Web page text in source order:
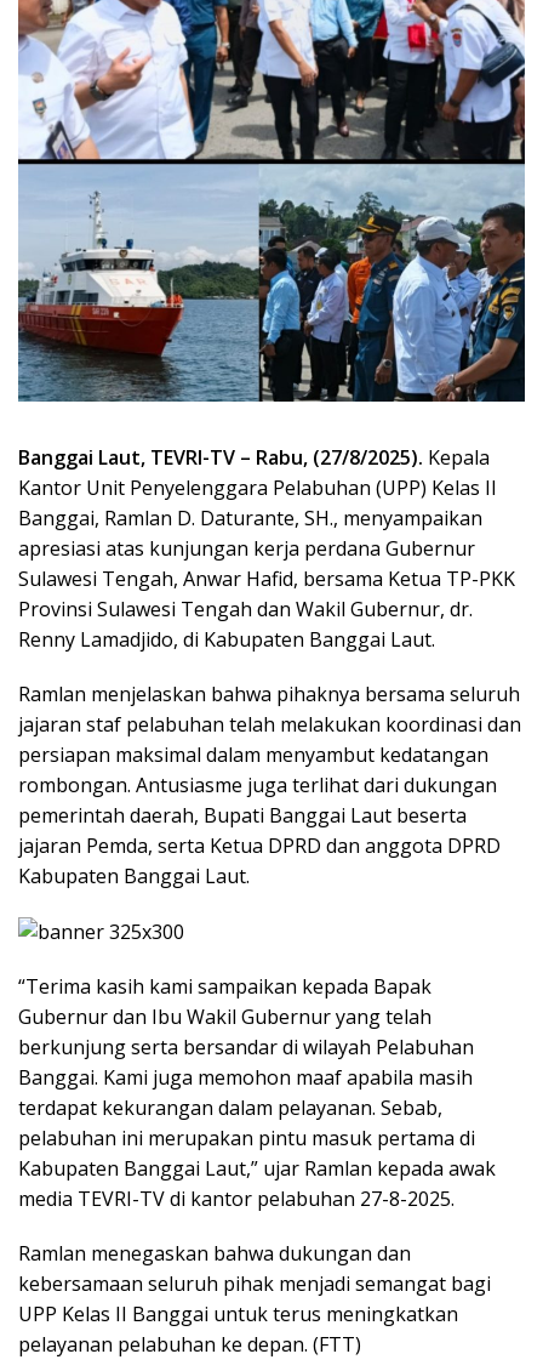
Banggai Laut, TEVRI-TV – Rabu, (27/8/2025). Kepala
Kantor Unit Penyelenggara Pelabuhan (UPP) Kelas II
Banggai, Ramlan D. Daturante, SH., menyampaikan
apresiasi atas kunjungan kerja perdana Gubernur
Sulawesi Tengah, Anwar Hafid, bersama Ketua TP-PKK
Provinsi Sulawesi Tengah dan Wakil Gubernur, dr.
Renny Lamadjido, di Kabupaten Banggai Laut.
Ramlan menjelaskan bahwa pihaknya bersama seluruh
jajaran staf pelabuhan telah melakukan koordinasi dan
persiapan maksimal dalam menyambut kedatangan
rombongan. Antusiasme juga terlihat dari dukungan
pemerintah daerah, Bupati Banggai Laut beserta
jajaran Pemda, serta Ketua DPRD dan anggota DPRD
Kabupaten Banggai Laut.
“Terima kasih kami sampaikan kepada Bapak
Gubernur dan Ibu Wakil Gubernur yang telah
berkunjung serta bersandar di wilayah Pelabuhan
Banggai. Kami juga memohon maaf apabila masih
terdapat kekurangan dalam pelayanan. Sebab,
pelabuhan ini merupakan pintu masuk pertama di
Kabupaten Banggai Laut,” ujar Ramlan kepada awak
media TEVRI-TV di kantor pelabuhan 27-8-2025.
Ramlan menegaskan bahwa dukungan dan
kebersamaan seluruh pihak menjadi semangat bagi
UPP Kelas II Banggai untuk terus meningkatkan
pelayanan pelabuhan ke depan. (FTT)